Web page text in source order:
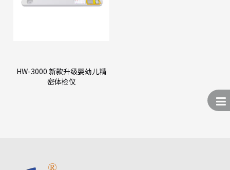
HW-3000 新款升级婴幼儿精
密体检仪